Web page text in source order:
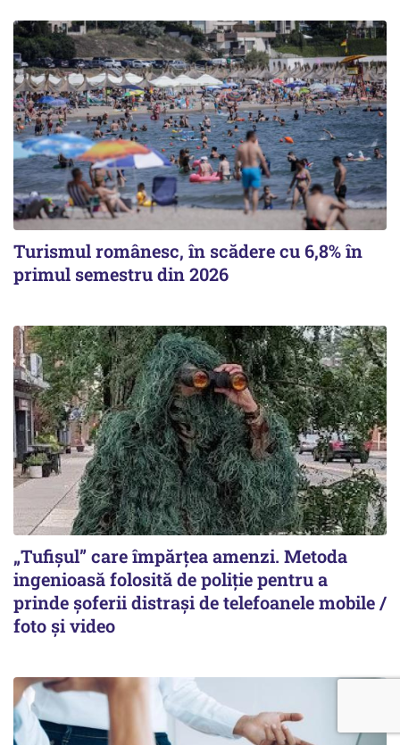
Turismul românesc, în scădere cu 6,8% în
primul semestru din 2026
„Tufișul” care împărțea amenzi. Metoda
ingenioasă folosită de poliție pentru a
prinde șoferii distrași de telefoanele mobile /
foto și video